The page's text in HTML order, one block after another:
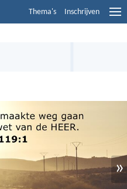
Thema's Inschrijven
»